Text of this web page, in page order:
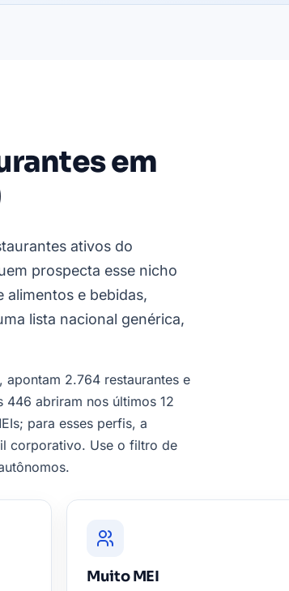
em
ativos do
prospecta esse nicho
alimentos e bebidas,
lista nacional genérica,
2.764 restaurantes e
446 abriram nos últimos 12
para esses perfis, a
corporativo. Use o filtro de
Muito MEI